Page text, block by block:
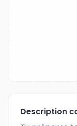
Description